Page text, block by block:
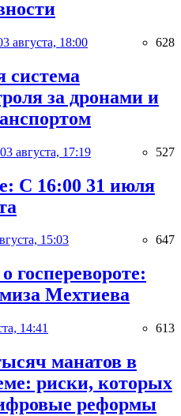
августа, 18:00 628
система
за дронами и
03 августа, 17:19 527
С 16:00 31 июля
15:03 647
госперевороте:
Мехтиева
14:41 613
манатов в
риски, которых
реформы